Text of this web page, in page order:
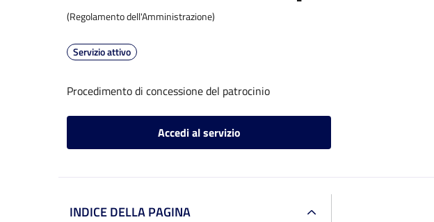
(Regolamento dell'Amministrazione)
Servizio attivo
Procedimento di concessione del patrocinio
Accedi al servizio
INDICE DELLA PAGINA